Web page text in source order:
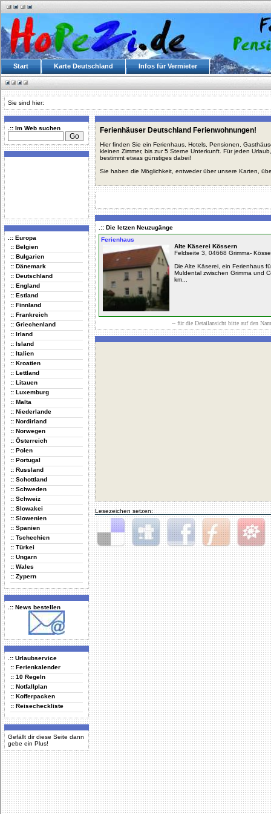
Start Karte Deutschland Infos für Vermieter
Sie sind hier:
.:: Im Web suchen
.:: Europa
:: Belgien
:: Bulgarien
:: Dänemark
:: Deutschland
:: England
:: Estland
:: Finnland
:: Frankreich
:: Griechenland
:: Irland
:: Island
:: Italien
:: Kroatien
:: Lettland
:: Litauen
:: Luxemburg
:: Malta
:: Niederlande
:: Nordirland
:: Norwegen
:: Österreich
:: Polen
:: Portugal
:: Russland
:: Schottland
:: Schweden
:: Schweiz
:: Slowakei
:: Slowenien
:: Spanien
:: Tschechien
:: Türkei
:: Ungarn
:: Wales
:: Zypern
.:: News bestellen
.:: Urlaubservice
:: Ferienkalender
:: 10 Regeln
:: Notfallplan
:: Kofferpacken
:: Reisecheckliste
Gefällt dir diese Seite dann
gebe ein Plus!
Ferienhäuser Deutschland Ferienwohnungen!
Hier finden Sie ein Ferienhaus, Hotels, Pensionen,
kleinen Zimmer, bis zur 5 Sterne Unterkunft. Für jeden
bestimmt etwas günstiges dabei!
Sie haben die Möglichkeit, entweder über unsere Karten,
.:: Die letzen Neuzugänge
Ferienhaus
Alte Käserei Kössern
Feldseite 3, 04668 Grimma-
Die Alte Käserei, ein Ferienhaus
Muldental zwischen Grimma und
km...
-- für die Detailansicht bitte auf den
Lesezeichen setzen:
Delicious Digg Facebook Furl StudiVZ